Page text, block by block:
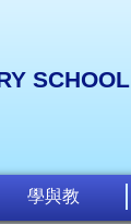
SCHOOL
學與教